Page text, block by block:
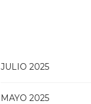
JULIO 2025
MAYO 2025